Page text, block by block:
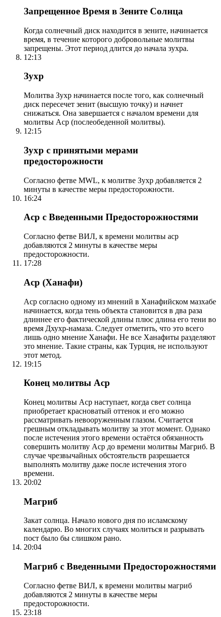
Запрещенное Время в Зените Солнца
Когда солнечный диск находится в зените, начинается
время, в течение которого добровольные молитвы
запрещены. Этот период длится до начала зухра.
12:13
Зухр
Молитва Зухр начинается после того, как солнечный
диск пересечет зенит (высшую точку) и начнет
снижаться. Она завершается с началом времени для
молитвы Аср (послеобеденной молитвы).
12:15
Зухр с принятыми мерами
предосторожности
Согласно фетве MWL, к молитве Зухр добавляется 2
минуты в качестве меры предосторожности.
16:24
Аср с Введенными Предосторожностями
Согласно фетве ВИЛ, к времени молитвы аср
добавляются 2 минуты в качестве меры
предосторожности.
17:28
Аср (Ханафи)
Аср согласно одному из мнений в Ханафийском мазхабе
начинается, когда тень объекта становится в два раза
длиннее его фактической длины плюс длина его тени во
время Дхухр-намаза. Следует отметить, что это всего
лишь одно мнение Ханафи. Не все Ханафиты разделяют
это мнение. Такие страны, как Турция, не используют
этот метод.
19:15
Конец молитвы Аср
Конец молитвы Аср наступает, когда свет солнца
приобретает красноватый оттенок и его можно
рассматривать невооруженным глазом. Считается
грешным откладывать молитву за этот момент. Однако
после истечения этого времени остаётся обязанность
совершить молитву Аср до времени молитвы Магриб. В
случае чрезвычайных обстоятельств разрешается
выполнять молитву даже после истечения этого
времени.
20:02
Магриб
Закат солнца. Начало нового дня по исламскому
календарю. Во многих случаях молиться и разрывать
пост было бы слишком рано.
20:04
Магриб с Введенными Предосторожностями
Согласно фетве ВИЛ, к времени молитвы магриб
добавляются 2 минуты в качестве меры
предосторожности.
23:18